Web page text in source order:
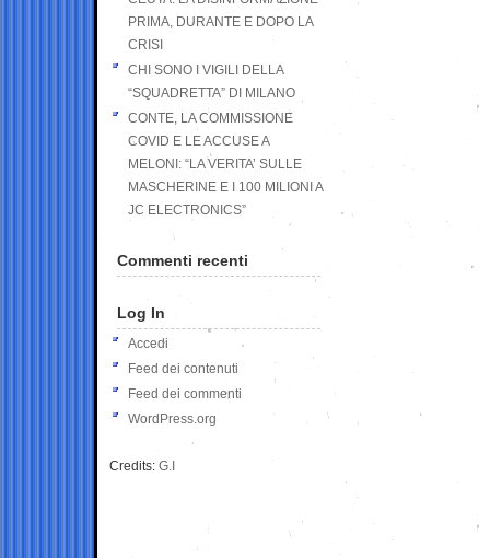
PRIMA, DURANTE E DOPO LA
CRISI
CHI SONO I VIGILI DELLA
“SQUADRETTA” DI MILANO
CONTE, LA COMMISSIONE
COVID E LE ACCUSE A
MELONI: “LA VERITA’ SULLE
MASCHERINE E I 100 MILIONI A
JC ELECTRONICS”
Commenti recenti
Log In
Accedi
Feed dei contenuti
Feed dei commenti
WordPress.org
Credits: G.I